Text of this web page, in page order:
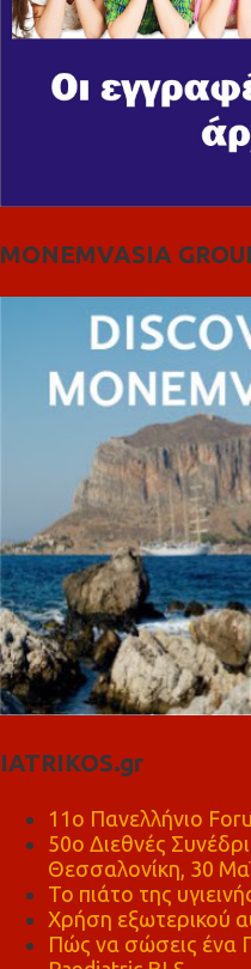
MONEMVASIA
IATRIKOS.gr
11ο Πανελλήνιο
50ο Διεθνές
Θεσσαλονίκη, 30
Το πιάτο της
Χρήση εξωτερικού
Πώς να σώσεις ένα